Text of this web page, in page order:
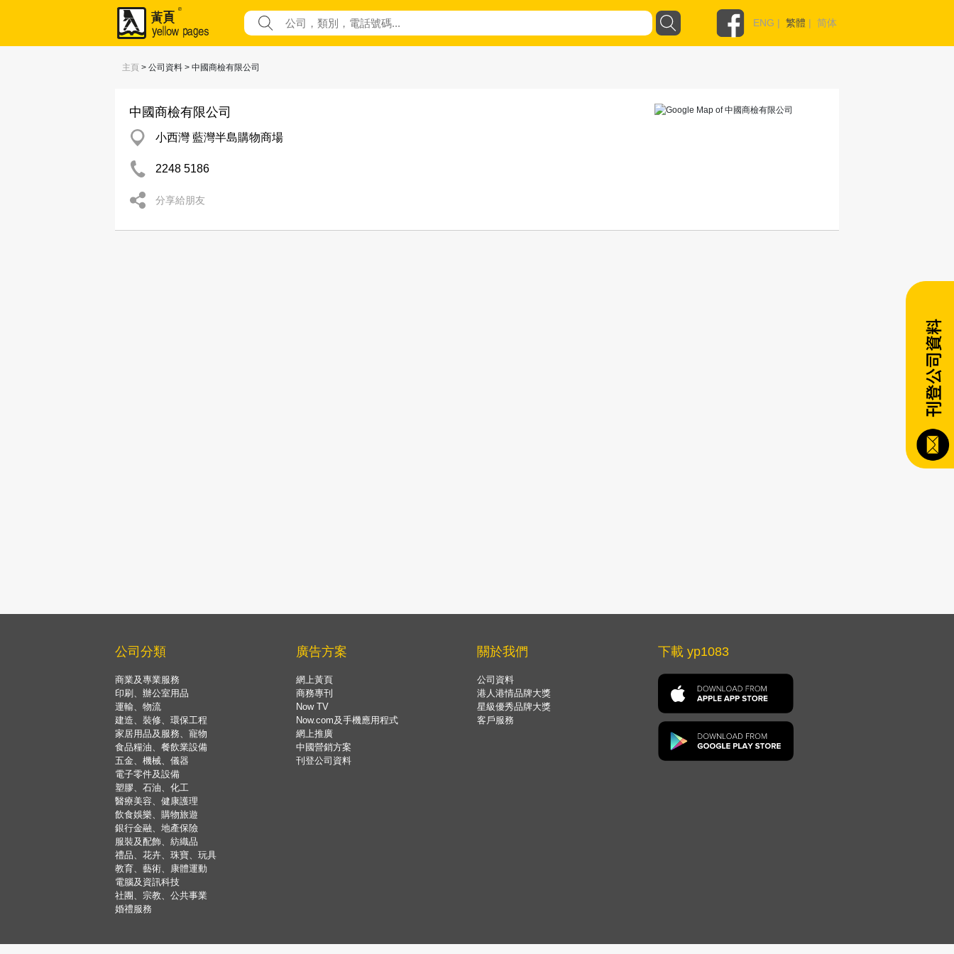
ENG | 繁體 | 简体
主頁 > 公司資料 > 中國商檢有限公司
中國商檢有限公司
小西灣 藍灣半島購物商場
2248 5186
分享給朋友
公司分類
商業及專業服務
印刷、辦公室用品
運輸、物流
建造、裝修、環保工程
家居用品及服務、寵物
食品糧油、餐飲業設備
五金、機械、儀器
電子零件及設備
塑膠、石油、化工
醫療美容、健康護理
飲食娛樂、購物旅遊
銀行金融、地產保險
服裝及配飾、紡織品
禮品、花卉、珠寶、玩具
教育、藝術、康體運動
電腦及資訊科技
社團、宗教、公共事業
婚禮服務
廣告方案
網上黃頁
商務專刊
Now TV
Now.com及手機應用程式
網上推廣
中國營銷方案
刊登公司資料
關於我們
公司資料
港人港情品牌大獎
星級優秀品牌大獎
客戶服務
下載 yp1083